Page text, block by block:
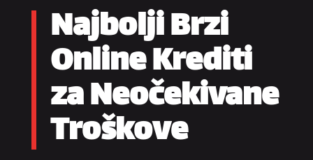
Najbolji Brzi
Online Krediti
za Neočekivane
Troškove